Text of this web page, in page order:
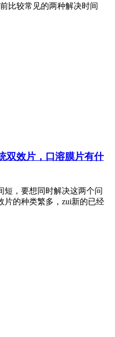
比较常见的两种解决时间
双效片，口溶膜片有什
短，要想同时解决这两个问
片的种类繁多，zui新的已经